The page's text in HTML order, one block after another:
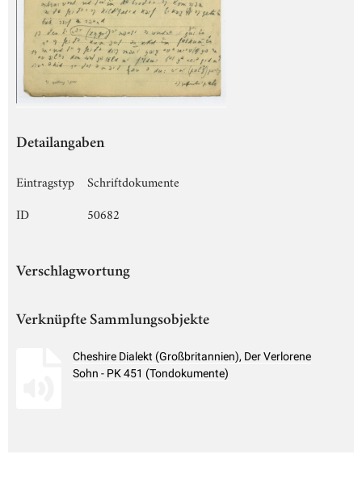
Detailangaben
Eintragstyp
Schriftdokumente
ID
50682
Verschlagwortung
Verknüpfte Sammlungsobjekte
Cheshire Dialekt (Großbritannien), Der Verlorene
Sohn - PK 451 (Tondokumente)